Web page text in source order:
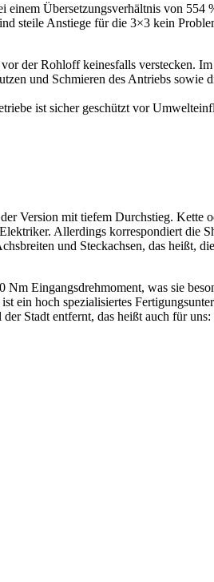
Übersetzungsverhältnis von
steile Anstiege für die 3×3 kein
der Rohloff keinesfalls verstecken.
und Schmieren des Antriebs
ist sicher geschützt vor
Version mit tiefem Durchstieg.
Allerdings korrespondiert die
und Steckachsen, das heißt,
Eingangsdrehmoment, was sie
hoch spezialisiertes
Stadt entfernt, das heißt auch für